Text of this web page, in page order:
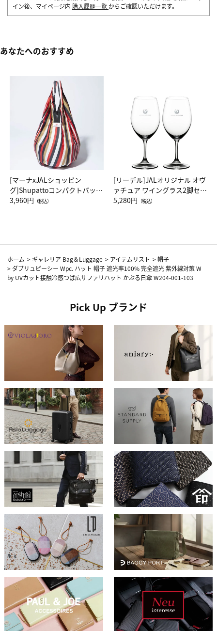
イン後、マイページ内 購入履歴一覧 からご確認いただけます。
あなたへのおすすめ
[マーナxJALショッピン
グ]Shupattoコンパクトバッグ
Drop JAL客室乗務員（LC）ス
3,960円 （税込）
[リーデル]JALオリジナル オヴ
ァチュア ワイングラス2脚セッ
ト（レッドワイン）
5,280円 （税込）
ホーム > ギャレリア Bag＆Luggage > アイテムリスト >帽子
> ダブリュピーシー Wpc. ハット 帽子 遮光率100% 完全遮光 紫外線対策 W
by UVカット接触冷感つば広サファリハット かぶる日傘 W204-001-103
Pick Up ブランド